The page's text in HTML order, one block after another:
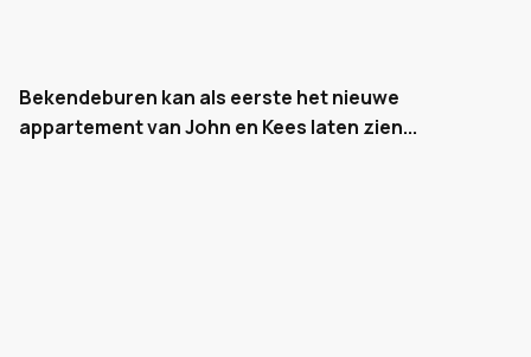
Bekendeburen kan als eerste het nieuwe
appartement van John en Kees laten zien...